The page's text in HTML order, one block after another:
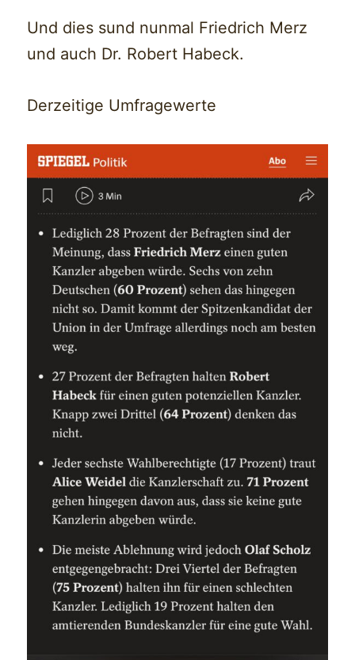
Und dies sund nunmal Friedrich Merz
und auch Dr. Robert Habeck.
Derzeitige Umfragewerte